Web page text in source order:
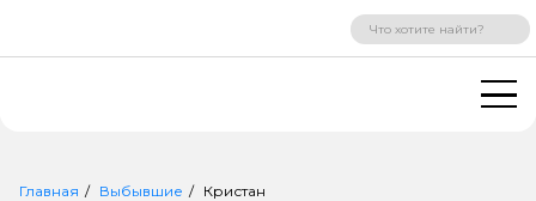
ВХОД РЕГИСТРАЦИЯ
Главная Выбывшие Кристан